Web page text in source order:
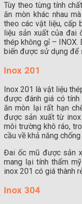
Tùy theo từng tính
ăn mòn khác nhau mà
theo các vật liệu, cấp
liệu sản xuất của đai
thép không gỉ – INOX.
biến được sử dụng để
Inox 201
Inox 201 là vật liệu
được đánh giá có
ăn mòn lại rất hạn
được sản xuất từ
môi trường khô ráo,
cầu về khả năng
Đai ốc mũ được sản
mang lại tính thẩm
inox 201 có giá thành
Inox 304